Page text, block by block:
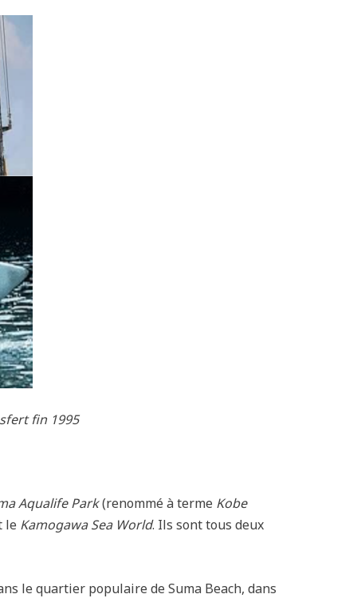
fin 1995
Aqualife Park(renommé à terme Kobe
le Kamogawa Sea World. Ils sont tous deux
le quartier populaire de Suma Beach, dans